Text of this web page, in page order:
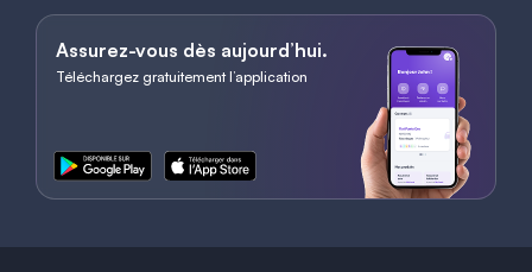
Assurez-vous dès aujourd’hui.
Téléchargez gratuitement l’application